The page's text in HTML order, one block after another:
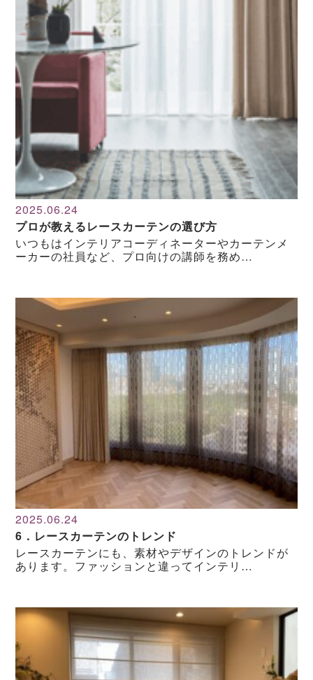
2025.06.24
プロが教えるレースカーテンの選び方
いつもはインテリアコーディネーターやカーテンメ
ーカーの社員など、プロ向けの講師を務め…
2025.06.24
6．レースカーテンのトレンド
レースカーテンにも、素材やデザインのトレンドが
あります。ファッションと違ってインテリ…